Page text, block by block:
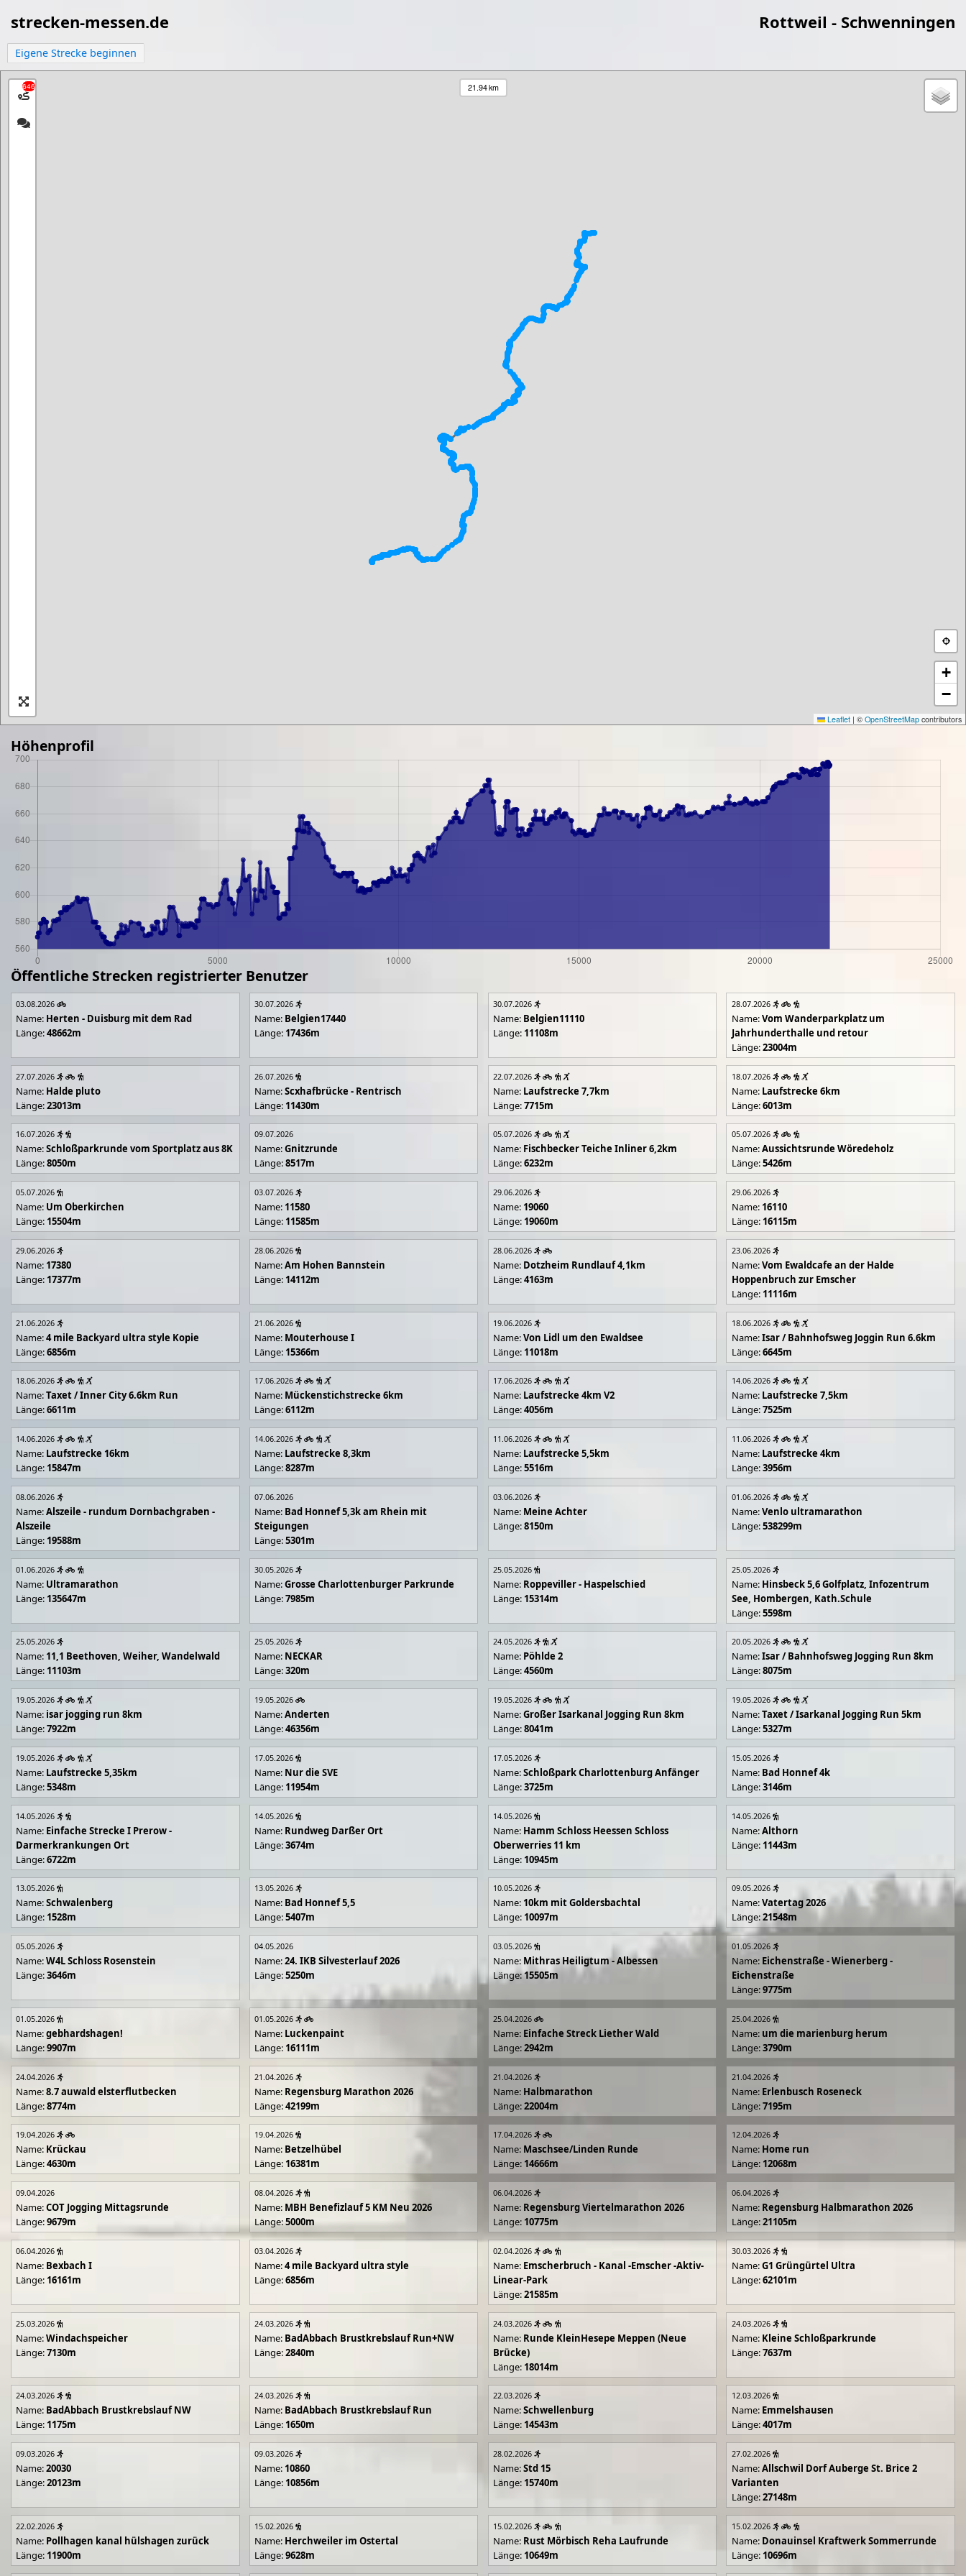
strecken-messen.de Rottweil - Schwenningen
Eigene Strecke beginnen
646 21.94 km
+
−
Leaflet | © OpenStreetMap contributors
Höhenprofil
Öffentliche Strecken registrierter Benutzer
03.08.2026
Name: Herten - Duisburg mit dem Rad
Länge:48662m
30.07.2026
Name: Belgien17440
Länge: 17436m
30.07.2026
Name: Belgien11110
Länge: 11108m
28.07.2026
Name:Vom Wanderparkplatz um
Jahrhunderthalle und retour
Länge:23004m
27.07.2026
Name: Halde pluto
Länge:23013m
26.07.2026
Name:Scxhafbrücke - Rentrisch
Länge: 11430m
22.07.2026
Name: Laufstrecke 7,7km
Länge:7715m
18.07.2026
Name: Laufstrecke 6km
Länge:6013m
16.07.2026
Name:Schloßparkrunde vom Sportplatz aus 8K
Länge:8050m
09.07.2026
Name:Gnitzrunde
Länge:8517m
05.07.2026
Name: Fischbecker Teiche Inliner 6,2km
Länge:6232m
05.07.2026
Name:Aussichtsrunde Wöredeholz
Länge:5426m
05.07.2026
Name: Um Oberkirchen
Länge: 15504m
03.07.2026
Name: 11580
Länge: 11585m
29.06.2026
Name: 19060
Länge: 19060m
29.06.2026
Name: 16110
Länge: 16115m
29.06.2026
Name: 17380
Länge: 17377m
28.06.2026
Name:Am Hohen Bannstein
Länge: 14112m
28.06.2026
Name: Dotzheim Rundlauf 4,1km
Länge:4163m
23.06.2026
Name:Vom Ewaldcafe an der Halde
Hoppenbruch zur Emscher
Länge: 11116m
21.06.2026
Name:4 mile Backyard ultra style Kopie
Länge:6856m
21.06.2026
Name: Mouterhouse I
Länge: 15366m
19.06.2026
Name:Von Lidl um den Ewaldsee
Länge: 11018m
18.06.2026
Name:Isar / Bahnhofsweg Joggin Run 6.6km
Länge:6645m
18.06.2026
Name:Taxet / Inner City 6.6km Run
Länge:6611m
17.06.2026
Name: Mückenstichstrecke 6km
Länge:6112m
17.06.2026
Name: Laufstrecke 4km V2
Länge:4056m
14.06.2026
Name: Laufstrecke 7,5km
Länge:7525m
14.06.2026
Name: Laufstrecke 16km
Länge: 15847m
14.06.2026
Name: Laufstrecke 8,3km
Länge:8287m
11.06.2026
Name: Laufstrecke 5,5km
Länge:5516m
11.06.2026
Name: Laufstrecke 4km
Länge:3956m
08.06.2026
Name:Alszeile - rundum Dornbachgraben -
Alszeile
Länge: 19588m
07.06.2026
Name: Bad Honnef 5,3k am Rhein mit
Steigungen
Länge:5301m
03.06.2026
Name: Meine Achter
Länge:8150m
01.06.2026
Name:Venlo ultramarathon
Länge:538299m
01.06.2026
Name: Ultramarathon
Länge: 135647m
30.05.2026
Name:Grosse Charlottenburger Parkrunde
Länge:7985m
25.05.2026
Name: Roppeviller - Haspelschied
Länge: 15314m
25.05.2026
Name: Hinsbeck 5,6 Golfplatz, Infozentrum
See, Hombergen, Kath.Schule
Länge:5598m
25.05.2026
Name: 11,1 Beethoven, Weiher, Wandelwald
Länge: 11103m
25.05.2026
Name: NECKAR
Länge:320m
24.05.2026
Name: Pöhlde 2
Länge:4560m
20.05.2026
Name:Isar / Bahnhofsweg Jogging Run 8km
Länge:8075m
19.05.2026
Name: isar jogging run 8km
Länge:7922m
19.05.2026
Name:Anderten
Länge:46356m
19.05.2026
Name:Großer Isarkanal Jogging Run 8km
Länge:8041m
19.05.2026
Name:Taxet / Isarkanal Jogging Run 5km
Länge:5327m
19.05.2026
Name: Laufstrecke 5,35km
Länge:5348m
17.05.2026
Name: Nur die SVE
Länge: 11954m
17.05.2026
Name:Schloßpark Charlottenburg Anfänger
Länge:3725m
15.05.2026
Name: Bad Honnef 4k
Länge:3146m
14.05.2026
Name: Einfache Strecke I Prerow -
Darmerkrankungen Ort
Länge:6722m
14.05.2026
Name: Rundweg Darßer Ort
Länge:3674m
14.05.2026
Name: Hamm Schloss Heessen Schloss
Oberwerries 11 km
Länge: 10945m
14.05.2026
Name:Althorn
Länge: 11443m
13.05.2026
Name:Schwalenberg
Länge: 1528m
13.05.2026
Name: Bad Honnef 5,5
Länge:5407m
10.05.2026
Name: 10km mit Goldersbachtal
Länge: 10097m
09.05.2026
Name:Vatertag 2026
Länge:21548m
05.05.2026
Name:W4L Schloss Rosenstein
Länge:3646m
04.05.2026
Name:24. IKB Silvesterlauf 2026
Länge:5250m
03.05.2026
Name: Mithras Heiligtum - Albessen
Länge:15505m
01.05.2026
Name: Eichenstraße - Wienerberg -
Eichenstraße
Länge:9775m
01.05.2026
Name:gebhardshagen!
Länge:9907m
01.05.2026
Name: Luckenpaint
Länge: 16111m
25.04.2026
Name: Einfache Streck Liether Wald
Länge:2942m
25.04.2026
Name: um die marienburg herum
Länge:3790m
24.04.2026
Name:8.7 auwald elsterflutbecken
Länge:8774m
21.04.2026
Name: Regensburg Marathon 2026
Länge:42199m
21.04.2026
Name: Halbmarathon
Länge:22004m
21.04.2026
Name: Erlenbusch Roseneck
Länge:7195m
19.04.2026
Name: Krückau
Länge:4630m
19.04.2026
Name: Betzelhübel
Länge: 16381m
17.04.2026
Name: Maschsee/Linden Runde
Länge: 14666m
12.04.2026
Name: Home run
Länge: 12068m
09.04.2026
Name:COT Jogging Mittagsrunde
Länge:9679m
08.04.2026
Name: MBH Benefizlauf 5 KM Neu 2026
Länge:5000m
06.04.2026
Name: Regensburg Viertelmarathon 2026
Länge: 10775m
06.04.2026
Name: Regensburg Halbmarathon 2026
Länge:21105m
06.04.2026
Name: Bexbach I
Länge: 16161m
03.04.2026
Name:4 mile Backyard ultra style
Länge:6856m
02.04.2026
Name: Emscherbruch - Kanal -Emscher -Aktiv-
Linear-Park
Länge:21585m
30.03.2026
Name:G1 Grüngürtel Ultra
Länge:62101m
25.03.2026
Name:Windachspeicher
Länge:7130m
24.03.2026
Name: BadAbbach Brustkrebslauf Run+NW
Länge:2840m
24.03.2026
Name: Runde KleinHesepe Meppen (Neue
Brücke)
Länge: 18014m
24.03.2026
Name: Kleine Schloßparkrunde
Länge:7637m
24.03.2026
Name: BadAbbach Brustkrebslauf NW
Länge: 1175m
24.03.2026
Name: BadAbbach Brustkrebslauf Run
Länge: 1650m
22.03.2026
Name:Schwellenburg
Länge: 14543m
12.03.2026
Name: Emmelshausen
Länge:4017m
09.03.2026
Name:20030
Länge:20123m
09.03.2026
Name: 10860
Länge: 10856m
28.02.2026
Name:Std 15
Länge: 15740m
27.02.2026
Name:Allschwil Dorf Auberge St. Brice 2
Varianten
Länge:27148m
22.02.2026
Name: Pollhagen kanal hülshagen zurück
Länge: 11900m
15.02.2026
Name: Herchweiler im Ostertal
Länge:9628m
15.02.2026
Name: Rust Mörbisch Reha Laufrunde
Länge: 10649m
15.02.2026
Name: Donauinsel Kraftwerk Sommerrunde
Länge: 10696m